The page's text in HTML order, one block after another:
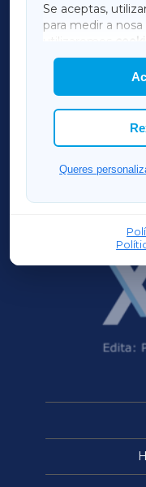
Se aceptas,
para medir a
utilizaremos
mostrar
Así mesmo,
cookies que
Queres